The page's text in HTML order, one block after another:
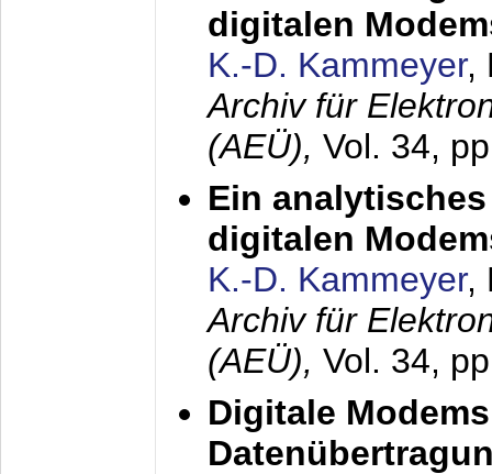
digitalen
K.-D. Kammeyer,
Archiv für
(AEÜ), Vol. 34,
Ein
digitalen
K.-D. Kammeyer,
Archiv für
(AEÜ), Vol. 34,
Digitale